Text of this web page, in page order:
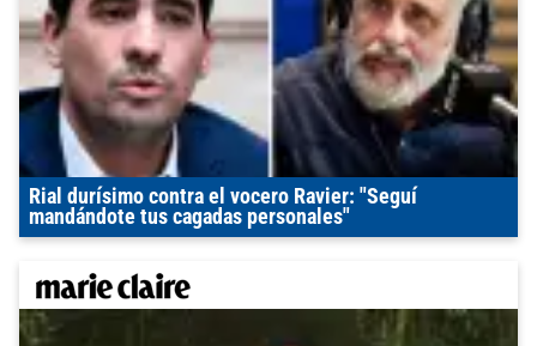
Rial durísimo contra el vocero Ravier: "Seguí
mandándote tus cagadas personales"